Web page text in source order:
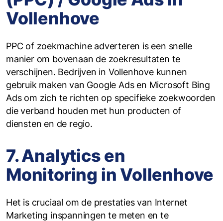
Vollenhove
PPC of zoekmachine adverteren is een snelle
manier om bovenaan de zoekresultaten te
verschijnen. Bedrijven in Vollenhove kunnen
gebruik maken van Google Ads en Microsoft Bing
Ads om zich te richten op specifieke zoekwoorden
die verband houden met hun producten of
diensten en de regio.
7. Analytics en
Monitoring in Vollenhove
Het is cruciaal om de prestaties van Internet
Marketing inspanningen te meten en te